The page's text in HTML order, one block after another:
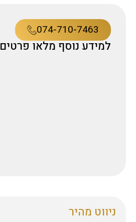
074-710-7463
למידע נוסף מלאו פרטים
ניווט מהיר